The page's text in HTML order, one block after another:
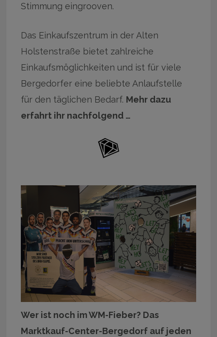
Stimmung eingrooven.
Das Einkaufszentrum in der Alten
Holstenstraße bietet zahlreiche
Einkaufsmöglichkeiten und ist für viele
Bergedorfer eine beliebte Anlaufstelle
für den täglichen Bedarf. Mehr dazu
erfahrt ihr nachfolgend …
Wer ist noch im WM-Fieber? Das
Marktkauf-Center-Bergedorf auf jeden